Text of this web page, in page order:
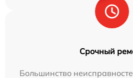
Срочный
Большинство